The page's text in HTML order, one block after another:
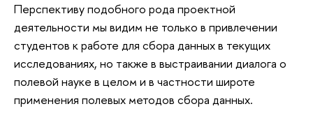
Перспективу подобного рода проектной
деятельности мы видим не только в привлечении
студентов к работе для сбора данных в текущих
исследованиях, но также в выстраивании диалога о
полевой науке в целом и в частности широте
применения полевых методов сбора данных.